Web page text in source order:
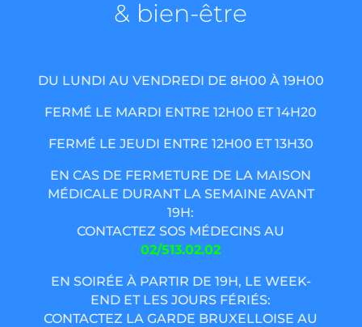
& bien-être
DU LUNDI AU VENDREDI DE 8H00 À 19H00
FERMÉ LE MARDI ENTRE 12H00 ET 14H20
FERMÉ LE JEUDI ENTRE 12H00 ET 13H30
EN CAS DE FERMETURE DE LA MAISON
MÉDICALE DURANT LA SEMAINE AVANT
19H:
CONTACTEZ SOS MÉDECINS AU
02/513.02.02
EN SOIRÉE À PARTIR DE 19H, LE WEEK-
END ET LES JOURS FÉRIÉS:
CONTACTEZ LA GARDE BRUXELLOISE AU